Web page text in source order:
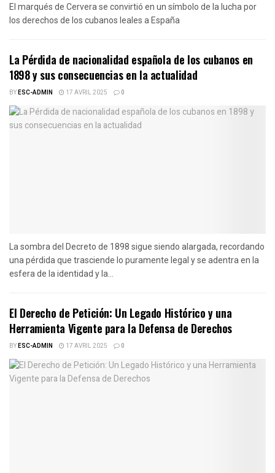
El marqués de Cervera se convirtió en un símbolo de la lucha por
los derechos de los cubanos leales a España
La Pérdida de nacionalidad española de los cubanos en
1898 y sus consecuencias en la actualidad
BYESC-ADMIN 17 AVRIL 2025 0
La sombra del Decreto de 1898 sigue siendo alargada, recordando
una pérdida que trasciende lo puramente legal y se adentra en la
esfera de la identidad y la...
El Derecho de Petición: Un Legado Histórico y una
Herramienta Vigente para la Defensa de Derechos
BYESC-ADMIN 17 AVRIL 2025 0